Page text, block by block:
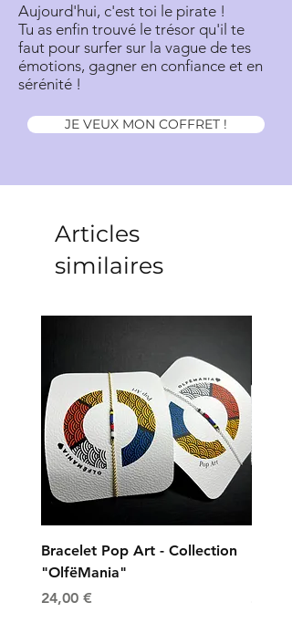
Aujourd'hui, c'est toi le pirate !
Tu as enfin trouvé le trésor qu'il te
faut pour surfer sur la vague de tes
émotions, gagner en confiance et en
sérénité !
JE VEUX MON COFFRET !
Articles
similaires
Bracelet Pop Art - Collection
"OlfëMania"
Prix
24,00 €